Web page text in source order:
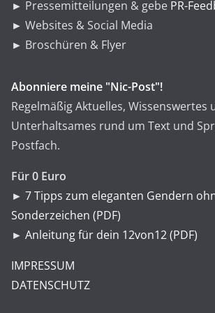
► Pressemitteilungen & gebe PR-
► Websites & Social Media
► Broschüren & Flyer
Abonniere meine "Nic-Post"!
Regelmäßig Aktuelles, Wissenswertes
Unterhaltsames rund um Text und
Postfach.
Für 0 Euro
► 7 Tipps zum eleganten Gendern
Sonderzeichen (PDF)
► Anleitung für dein 12von12 (PDF)
IMPRESSUM
DATENSCHUTZ